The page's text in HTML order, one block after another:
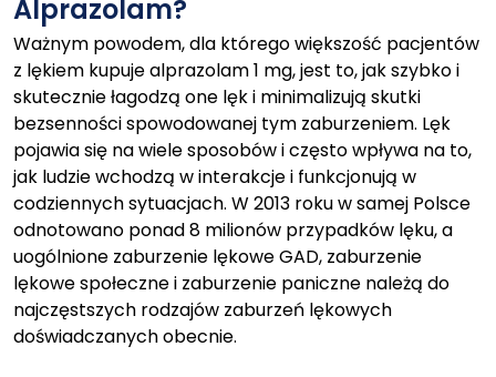
Alprazolam?
Ważnym powodem, dla którego większość pacjentów
z lękiem kupuje alprazolam 1 mg, jest to, jak szybko i
skutecznie łagodzą one lęk i minimalizują skutki
bezsenności spowodowanej tym zaburzeniem. Lęk
pojawia się na wiele sposobów i często wpływa na to,
jak ludzie wchodzą w interakcje i funkcjonują w
codziennych sytuacjach. W 2013 roku w samej Polsce
odnotowano ponad 8 milionów przypadków lęku, a
uogólnione zaburzenie lękowe GAD, zaburzenie
lękowe społeczne i zaburzenie paniczne należą do
najczęstszych rodzajów zaburzeń lękowych
doświadczanych obecnie.